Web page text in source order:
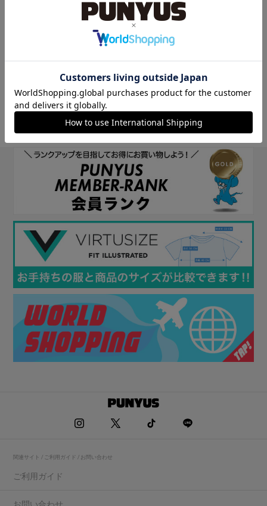
他のサイトIDで新規会員登録をしていただくと次回以降、そのIDで
ログインすることができます。
関連サイト / ご利用ガイド / お問い合わせ
ご利用ガイド